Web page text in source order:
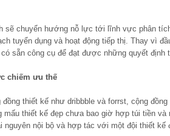
sẽ chuyển hướng nỗ lực tới lĩnh vực phân
tuyển dụng và hoạt động tiếp thị. Thay vì
sẵn công cụ để đạt được những quyết định
chiếm ưu thế
thiết kế như dribbble và forrst, cộng
mấu thiết kế đẹp chưa bao giờ hợp túi tiền và
nguyên nội bộ và hợp tác với một đội thiết